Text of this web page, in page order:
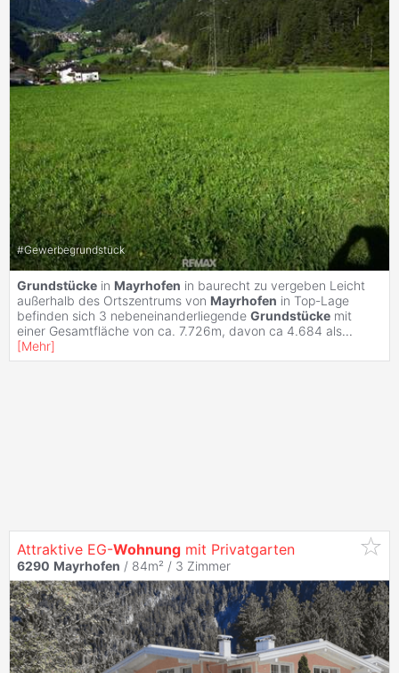
#Gewerbegrundstück
Grundstücke in Mayrhofen in baurecht zu vergeben Leicht
außerhalb des Ortszentrums von Mayrhofen in Top-Lage
befinden sich 3 nebeneinanderliegende Grundstücke mit
einer Gesamtfläche von ca. 7.726m, davon ca 4.684 als...
[Mehr]
Attraktive EG-Wohnung mit Privatgarten
6290 Mayrhofen / 84m² / 3 Zimmer